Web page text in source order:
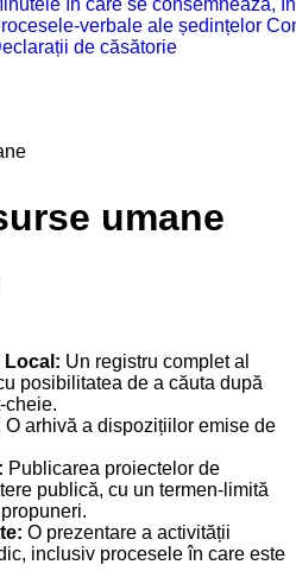
în care se consemnează,
verbale ale ședințelor
de căsătorie
umane
Local: Un registru complet al
posibilitatea de a căuta după
cheie.
O arhivă a dispozițiilor emise de
Publicarea proiectelor de
publică, cu un termen-limită
O prezentare a activității
inclusiv procesele în care este